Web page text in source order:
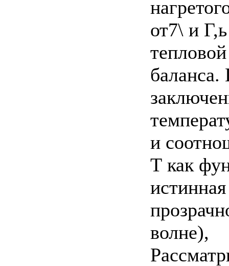
от7\ и
баланса.
и
Т как
волне),